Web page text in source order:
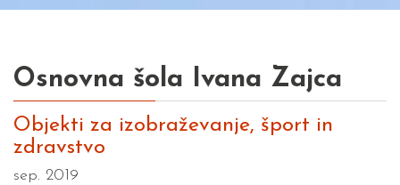
Osnovna šola Ivana Zajca
Objekti za izobraževanje, šport in
zdravstvo
sep. 2019